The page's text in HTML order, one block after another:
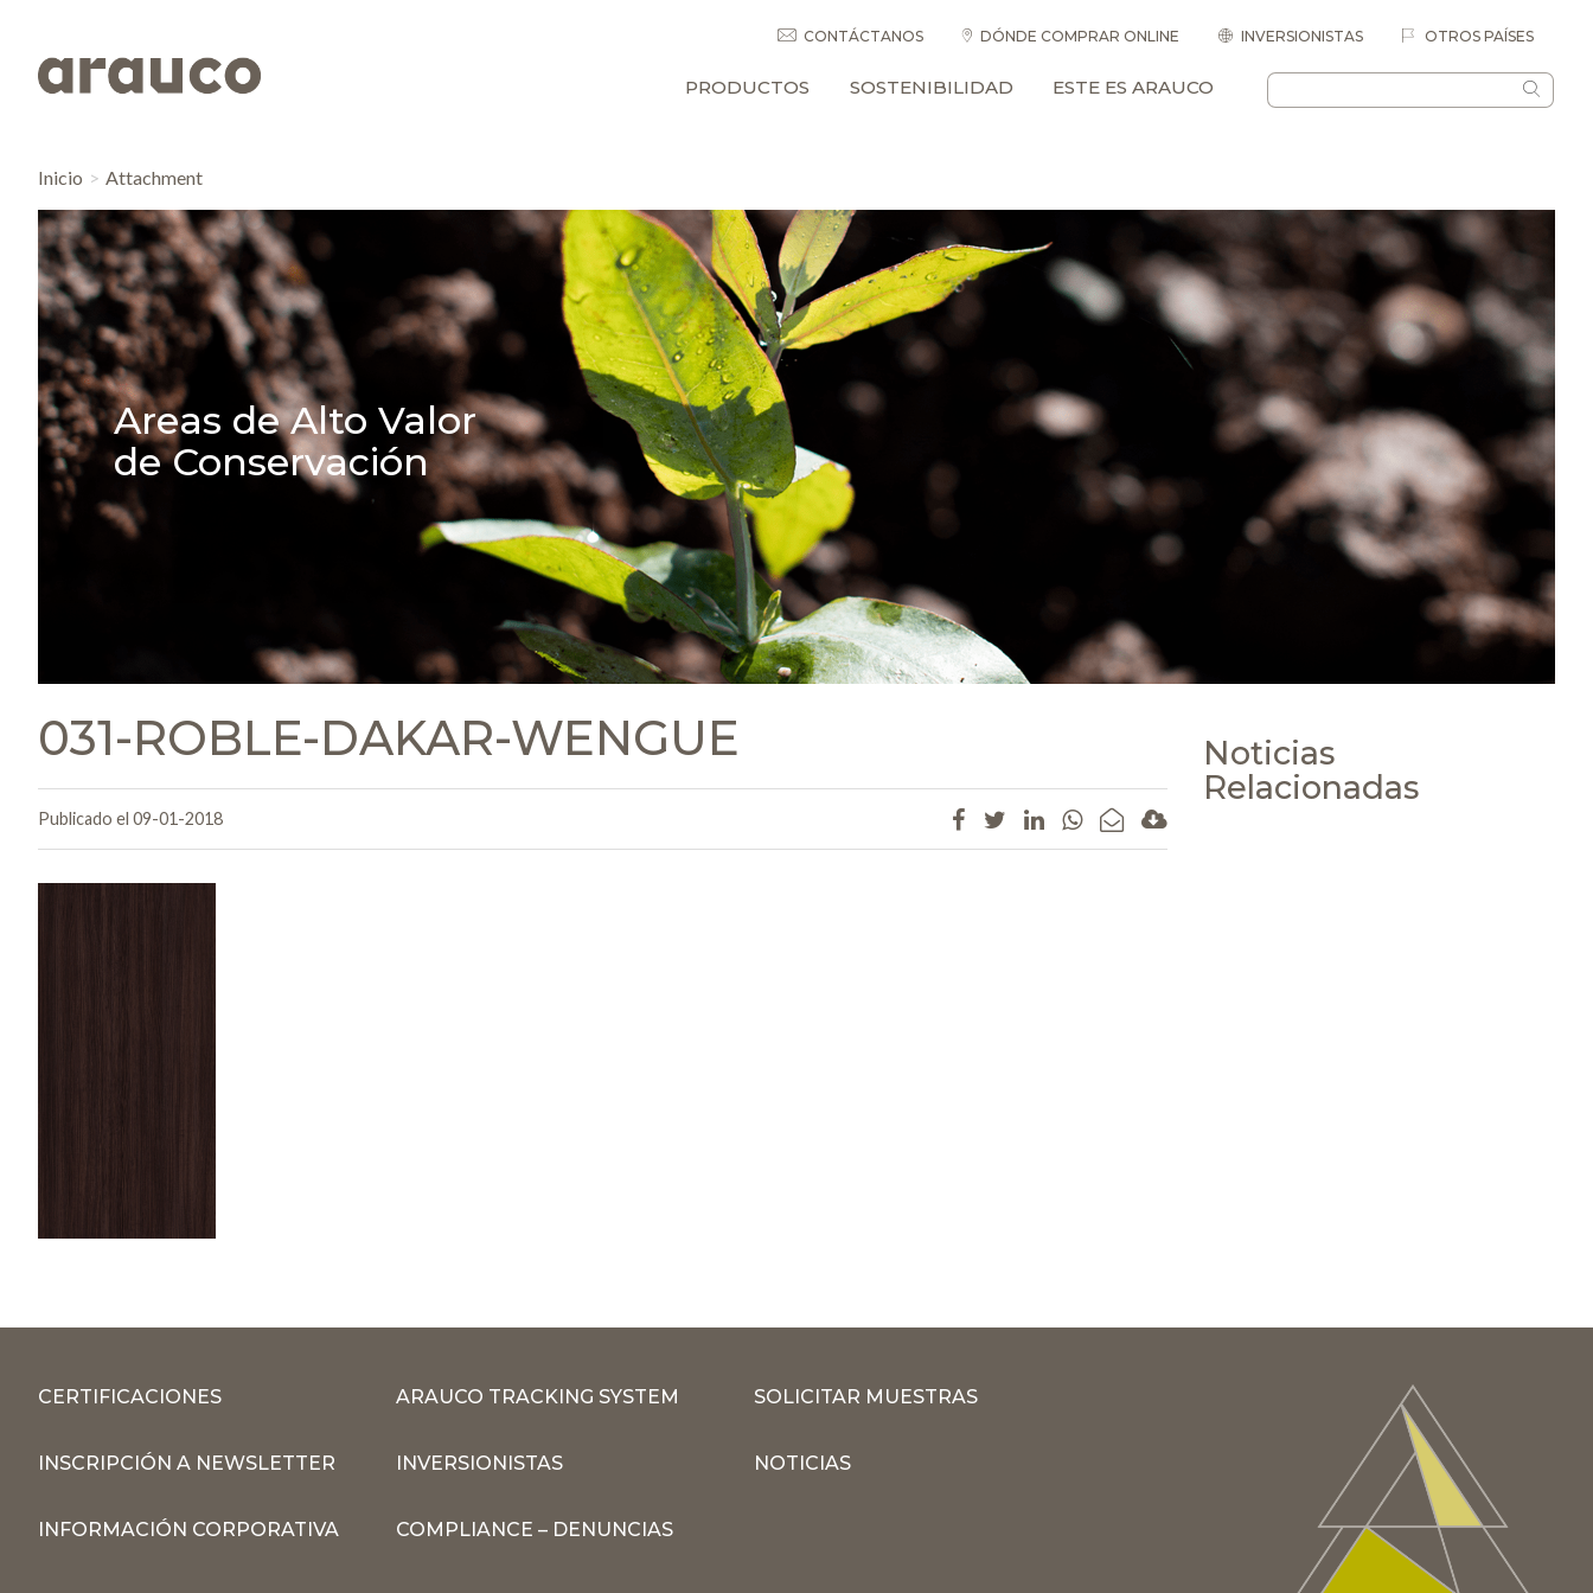
CONTÁCTANOS DÓNDE COMPRAR ONLINE INVERSIONISTAS OTROS PAÍSES
PRODUCTOS SOSTENIBILIDAD ESTE ES ARAUCO
Inicio Attachment
Areas de Alto Valor
de Conservación
031-ROBLE-DAKAR-WENGUE
Publicado el 09-01-2018
Noticias
Relacionadas
CERTIFICACIONES ARAUCO TRACKING SYSTEM SOLICITAR MUESTRAS
INSCRIPCIÓN A NEWSLETTER INVERSIONISTAS NOTICIAS
INFORMACIÓN CORPORATIVA COMPLIANCE – DENUNCIAS